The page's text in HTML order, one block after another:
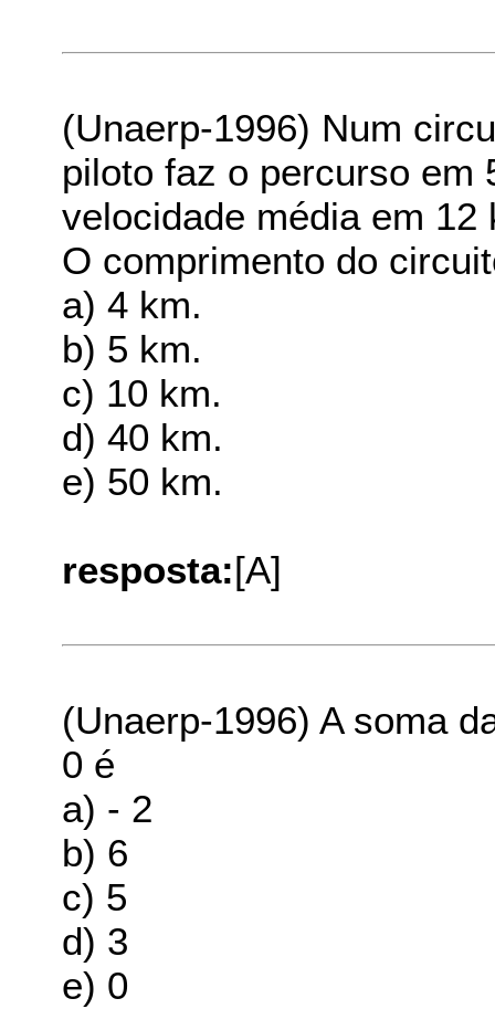
(Unaerp-1996) Num
piloto faz o percurso em
velocidade média em
O comprimento do
a) 4 km.
b) 5 km.
c) 10 km.
d) 40 km.
e) 50 km.
resposta:[A]
(Unaerp-1996) A soma
0 é
a) - 2
b) 6
c) 5
d) 3
e) 0